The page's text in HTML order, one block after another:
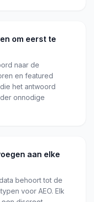
om eerst te
naar de
en featured
het antwoord
onnodige
aan elke
behoort tot de
voor AEO. Elk